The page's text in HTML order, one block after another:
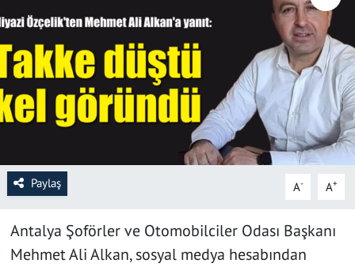
Paylaş A- A+
Antalya Şoförler ve Otomobilciler Odası Başkanı
Mehmet Ali Alkan, sosyal medya hesabından
YAŞAM
KÜLTÜR SANAT
EĞİTİM